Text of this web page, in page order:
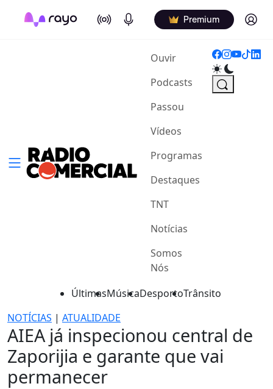
On Air Podcasts Premium Log in
Ouvir(current)
Podcasts
Passou
Vídeos
Programas
Destaques
TNT
Notícias
Somos
Nós
ÚltimasMúsicaDesportoTrânsito
NOTÍCIAS | ATUALIDADE
AIEA já inspecionou central de
Zaporijia e garante que vai
permanecer